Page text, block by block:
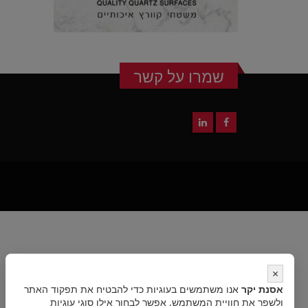
שמרו על קשר
×
אסנת יקר אנו משתמשים בעוגיות כדי להבטיח את תפקוד האתר
ולשפר את חוויית המשתמש. אפשר לבחור אילו סוגי עוגיות